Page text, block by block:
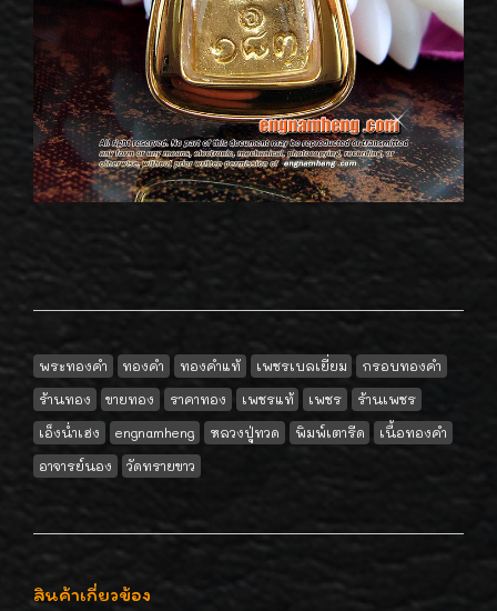
พระทองคำ ทองคำ ทองคำแท้ เพชรเบลเยี่ยม
กรอบทองคำ
ร้านทอง
ขายทอง ราคาทอง เพชรแท้ เพชร
ร้านเพชร
เอ็งน่ำเฮง
engnamheng หลวงปู่ทวด พิมพ์เตารีด
เนื้อทองคำ
อาจารย์นอง
วัดทรายขาว
สินค้าเกี่ยวข้อง